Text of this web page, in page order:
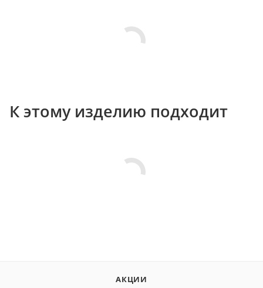
К этому изделию подходит
АКЦИИ